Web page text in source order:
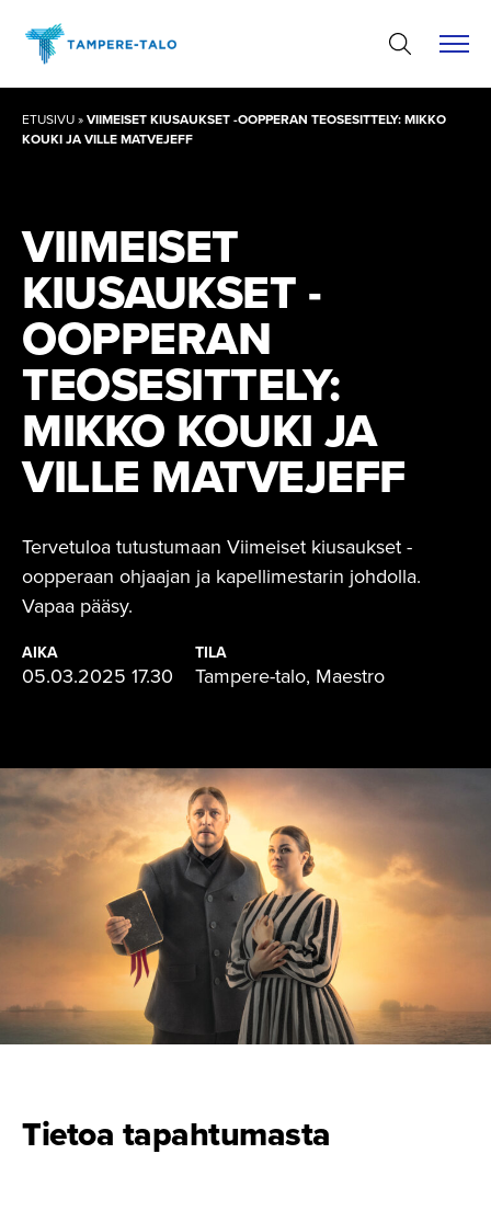
sisältöön
ETUSIVU»VIIMEISET KIUSAUKSET -OOPPERAN TEOSESITTELY: MIKKO
KOUKI JA VILLE MATVEJEFF
VIIMEISET
KIUSAUKSET -
OOPPERAN
TEOSESIT­TELY:
MIKKO KOUKI JA
VILLE MATVEJEFF
Tervetuloa tutustumaan Viimeiset kiusaukset -
oopperaan ohjaajan ja kapellimestarin johdolla.
Vapaa pääsy.
AIKA
05.03.2025 17.30
TILA
Tampere-talo, Maestro
Tietoa tapahtumasta